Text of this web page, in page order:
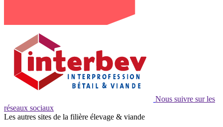
Nous suivre sur les
réseaux sociaux
Les autres sites de la filière élevage & viande